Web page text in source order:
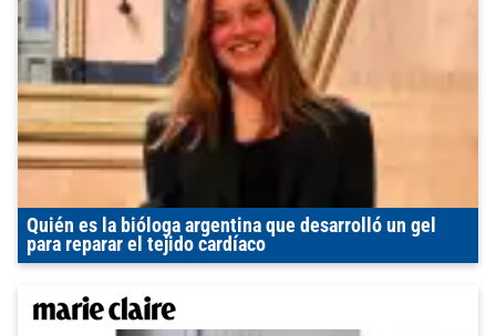
Quién es la bióloga argentina que desarrolló un gel
para reparar el tejido cardíaco